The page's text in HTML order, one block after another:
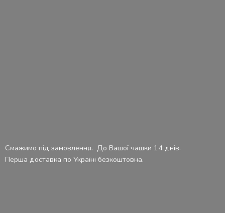
Смажимо під замовлення. До Вашої чашки 14 днів.
Перша доставка по Україні безкоштовна.